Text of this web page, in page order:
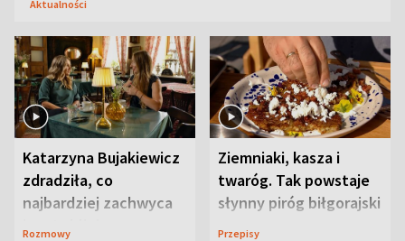
Aktualności
Katarzyna Bujakiewicz
zdradziła, co
najbardziej zachwyca
ją w Lublinie
Rozmowy
Ziemniaki, kasza i
twaróg. Tak powstaje
słynny piróg biłgorajski
Przepisy